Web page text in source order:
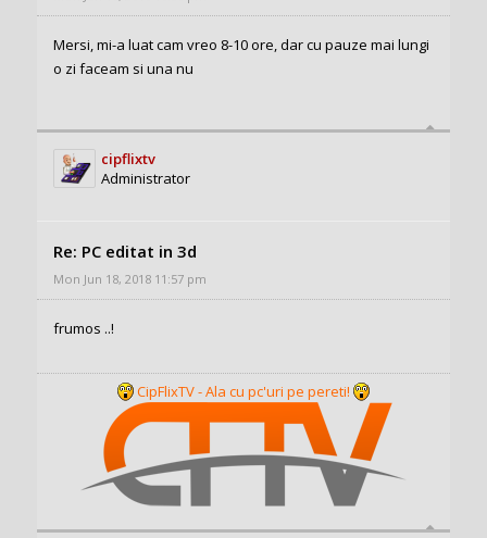
Mersi, mi-a luat cam vreo 8-10 ore, dar cu pauze mai lungi
o zi faceam si una nu
cipflixtv
Administrator
Re: PC editat in 3d
Mon Jun 18, 2018 11:57 pm
frumos ..!
CipFlixTV - Ala cu pc'uri pe pereti!